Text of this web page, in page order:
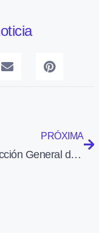
PRÓXIMA
La Dirección General de Armamento francesa entrega un tercer SDTI al ejército de tierra